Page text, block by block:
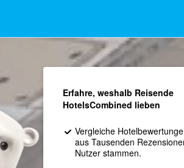
Erfahre, weshalb Reisende
HotelsCombined lieben
Vergleiche
aus Tausenden
Nutzer stammen.